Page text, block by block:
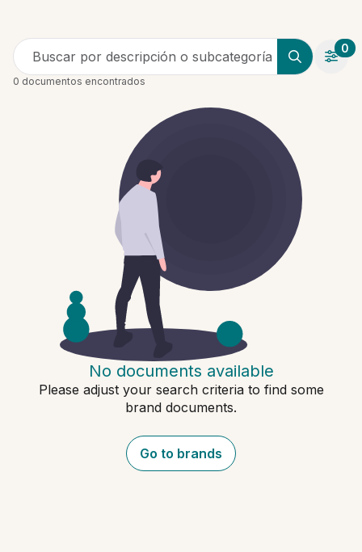
Buscar por descripción o subcategoría
0
0 documentos encontrados
No documents available
Please adjust your search criteria to find some
brand documents.
Go to brands